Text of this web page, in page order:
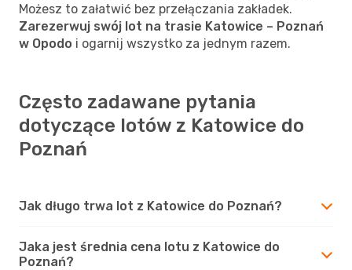
Możesz to załatwić bez przełączania zakładek.
Zarezerwuj swój lot na trasie Katowice – Poznań
w Opodo i ogarnij wszystko za jednym razem.
Często zadawane pytania
dotyczące lotów z Katowice do
Poznań
Jak długo trwa lot z Katowice do Poznań?
Jaka jest średnia cena lotu z Katowice do
Poznań?